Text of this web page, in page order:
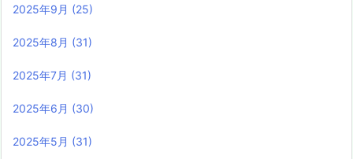
2025年9月 (25)
2025年8月 (31)
2025年7月 (31)
2025年6月 (30)
2025年5月 (31)